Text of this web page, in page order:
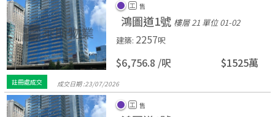
工 售
鴻圖道1號 樓層 21 單位 01-02
建築: 2257呎
$6,756.8 /呎 $1525萬
註冊處成交 成交日期 :23/07/2026
工 售